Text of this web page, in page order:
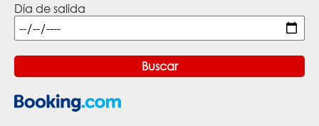
Día de salida